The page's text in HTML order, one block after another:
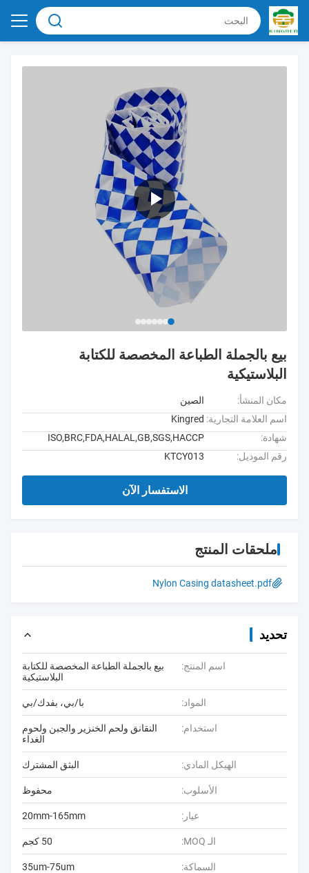
بيع بالجملة الطباعة المخصصة للكتابة
البلاستيكية
مكان المنشأ:
الصين
اسم العلامة التجارية: Kingred
شهادة:
ISO,BRC,FDA,HALAL,GB,SGS,HACCP
رقم الموديل:
KTCY013
الاستفسار الآن
ملحقات المنتج
Nylon Casing datasheet.pdf
تحديد
اسم المنتج:
بيع بالجملة الطباعة المخصصة للكتابة
البلاستيكية
المواد: با/بي، بفدك/بي
استخدام:
النقانق ولحم الخنزير والجبن ولحوم
الغداء
الهيكل المادي: البثق المشترك
الأسلوب: محفوظ
عيار: 20mm-165mm
الـ MOQ: 50 كجم
السماكة: 35um-75um